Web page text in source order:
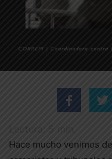
Hace mucho venimos